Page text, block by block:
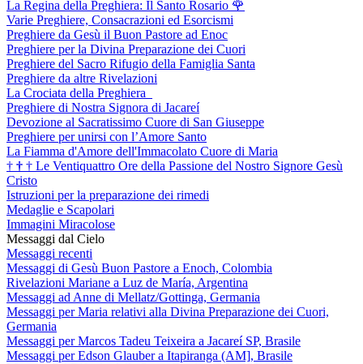
La Regina della Preghiera: Il Santo Rosario 🌹
Varie Preghiere, Consacrazioni ed Esorcismi
Preghiere da Gesù il Buon Pastore ad Enoc
Preghiere per la Divina Preparazione dei Cuori
Preghiere del Sacro Rifugio della Famiglia Santa
Preghiere da altre Rivelazioni
La Crociata della Preghiera
Preghiere di Nostra Signora di Jacareí
Devozione al Sacratissimo Cuore di San Giuseppe
Preghiere per unirsi con l’Amore Santo
La Fiamma d'Amore dell'Immacolato Cuore di Maria
† † † Le Ventiquattro Ore della Passione del Nostro Signore Gesù
Cristo
Istruzioni per la preparazione dei rimedi
Medaglie e Scapolari
Immagini Miracolose
Messaggi dal Cielo
Messaggi recenti
Messaggi di Gesù Buon Pastore a Enoch, Colombia
Rivelazioni Mariane a Luz de María, Argentina
Messaggi ad Anne di Mellatz/Gottinga, Germania
Messaggi per Maria relativi alla Divina Preparazione dei Cuori,
Germania
Messaggi per Marcos Tadeu Teixeira a Jacareí SP, Brasile
Messaggi per Edson Glauber a Itapiranga (AM], Brasile